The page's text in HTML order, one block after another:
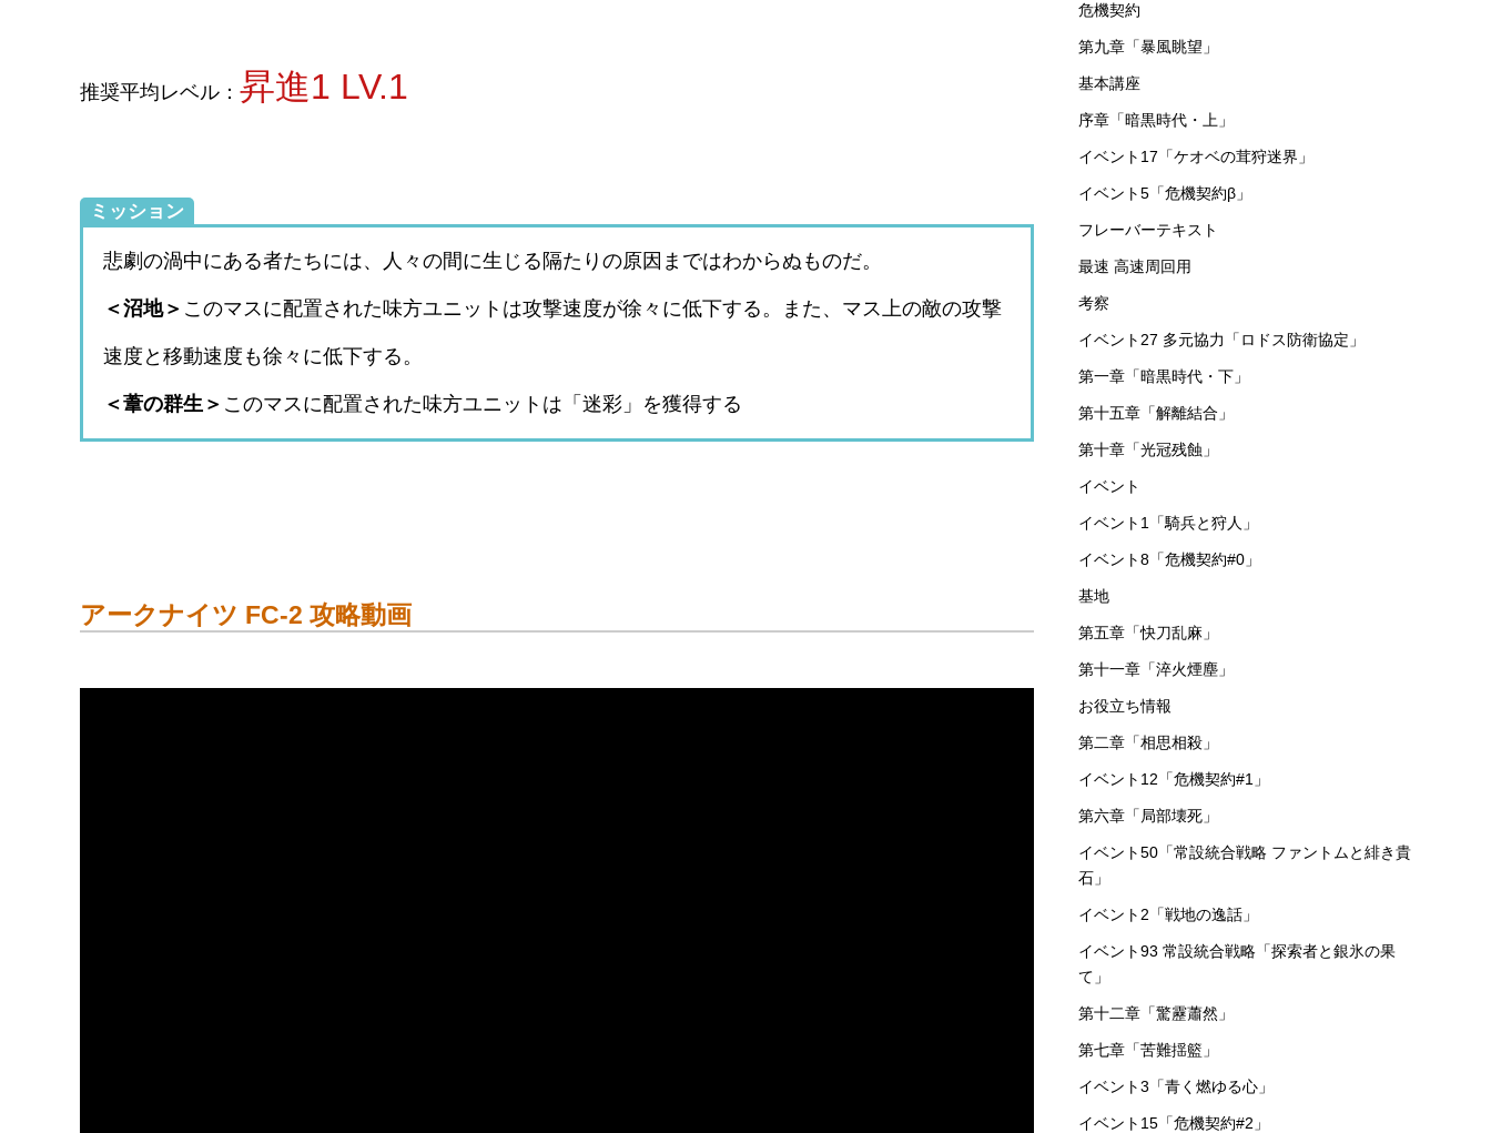
推奨平均レベル： 昇進1 LV.1
ミッション
悲劇の渦中にある者たちには、人々の間に生じる隔たりの原因まではわからぬものだ。
＜沼地＞ このマスに配置された味方ユニットは攻撃速度が徐々に低下する。また、マス上の敵の攻撃
速度と移動速度も徐々に低下する。
＜葦の群生＞ このマスに配置された味方ユニットは「迷彩」を獲得する
アークナイツ FC-2 攻略動画
危機契約
第九章「暴風眺望」
基本講座
序章「暗黒時代・上」
イベント17「ケオベの茸狩迷界」
イベント5「危機契約β」
フレーバーテキスト
最速 高速周回用
考察
イベント27 多元協力「ロドス防衛協定」
第一章「暗黒時代・下」
第十五章「解離結合」
第十章「光冠残蝕」
イベント
イベント1「騎兵と狩人」
イベント8「危機契約#0」
基地
第五章「快刀乱麻」
第十一章「淬火煙塵」
お役立ち情報
第二章「相思相殺」
イベント12「危機契約#1」
第六章「局部壊死」
イベント50「常設統合戦略 ファントムと緋き貴
石」
イベント2「戦地の逸話」
イベント93 常設統合戦略「探索者と銀氷の果
て」
第十二章「驚靂蕭然」
第七章「苦難揺籃」
イベント3「青く燃ゆる心」
イベント15「危機契約#2」